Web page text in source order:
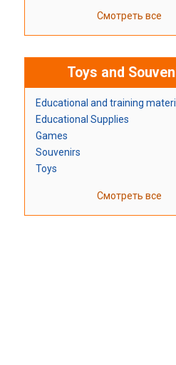
Смотреть все
Toys and
Educational and training
Educational Supplies
Games
Souvenirs
Toys
Смотреть все